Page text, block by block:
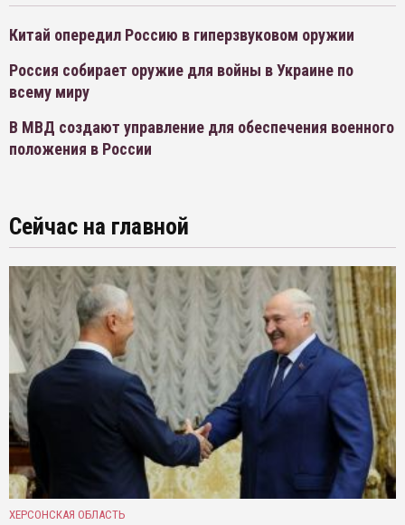
Китай опередил Россию в гиперзвуковом оружии
Россия собирает оружие для войны в Украине по
всему миру
В МВД создают управление для обеспечения военного
положения в России
Сейчас на главной
ХЕРСОНСКАЯ ОБЛАСТЬ